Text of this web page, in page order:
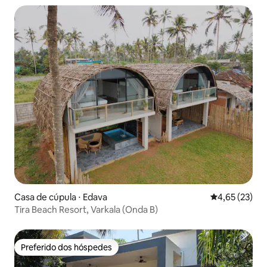
Casa de cúpula ⋅ Edava 4,65 de uma
4,65 (23)
Tira Beach Resort, Varkala (Onda B)
Preferido dos hóspedes
Preferido dos hóspedes